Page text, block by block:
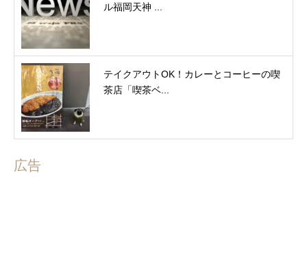
ル福岡天神 ...
テイクアウトOK！カレーとコーヒーの喫
茶店「喫茶ベ...
広告